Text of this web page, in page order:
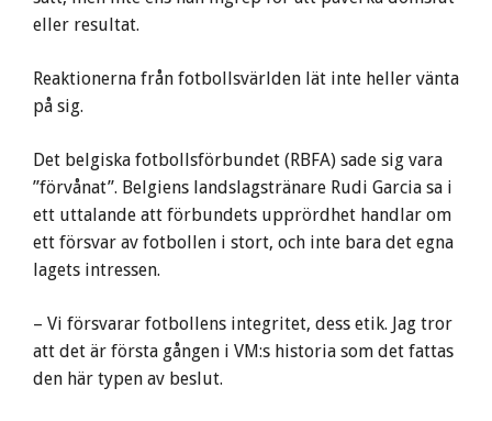
eller resultat.
Reaktionerna från fotbollsvärlden lät inte heller vänta
på sig.
Det belgiska fotbollsförbundet (RBFA) sade sig vara
”förvånat”. Belgiens landslagstränare Rudi Garcia sa i
ett uttalande att förbundets upprördhet handlar om
ett försvar av fotbollen i stort, och inte bara det egna
lagets intressen.
– Vi försvarar fotbollens integritet, dess etik. Jag tror
att det är första gången i VM:s historia som det fattas
den här typen av beslut.